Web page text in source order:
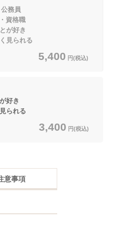
務員
格職
が好き
見られる
5,400 円(税込)
好き
られる
3,400 円(税込)
意事項